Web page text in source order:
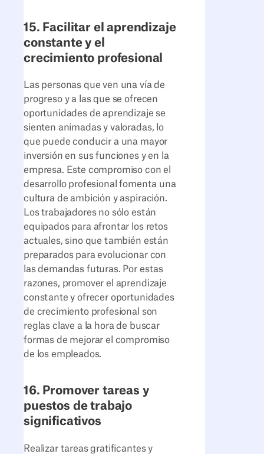
15. Facilitar el aprendizaje
constante y el
crecimiento profesional
Las personas que ven una vía de
progreso y a las que se ofrecen
oportunidades de aprendizaje se
sienten animadas y valoradas, lo
que puede conducir a una mayor
inversión en sus funciones y en la
empresa. Este compromiso con el
desarrollo profesional fomenta una
cultura de ambición y aspiración.
Los trabajadores no sólo están
equipados para afrontar los retos
actuales, sino que también están
preparados para evolucionar con
las demandas futuras. Por estas
razones, promover el aprendizaje
constante y ofrecer oportunidades
de crecimiento profesional son
reglas clave a la hora de buscar
formas de mejorar el compromiso
de los empleados.
16. Promover tareas y
puestos de trabajo
significativos
Realizar tareas gratificantes y